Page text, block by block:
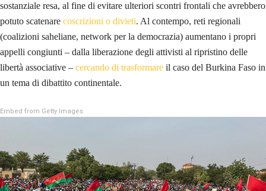
sostanziale resa, al fine di evitare ulteriori scontri frontali che avrebbero
potuto scatenare coscrizioni o divieti. Al contempo, reti regionali
(coalizioni saheliane, network per la democrazia) aumentano i propri
appelli congiunti – dalla liberazione degli attivisti al ripristino delle
libertà associative – cercando di trasformare il caso del Burkina Faso in
un tema di dibattito continentale.
Embed from Getty Images